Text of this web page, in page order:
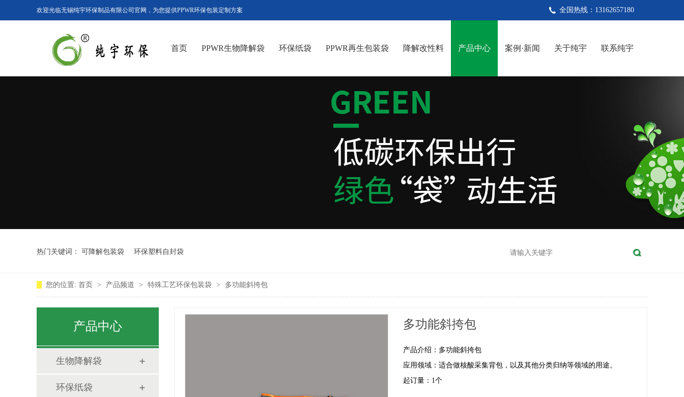
全国热线：13162657180
欢迎光临无锡纯宇环保制品有限公司官网，为您提供PPWR环保包装定制方案
首页 PPWR生物降解袋 环保纸袋 PPWR再生包装袋 降解改性料 产品中心 案例·新闻 关于纯宇 联系纯宇
热门关键词： 可降解包装袋 环保塑料自封袋
您的位置: 首页 > 产品频道 > 特殊工艺环保包装袋 > 多功能斜挎包
产品中心
生物降解袋
环保纸袋
多功能斜挎包
产品介绍：多功能斜挎包
应用领域：适合做核酸采集背包，以及其他分类归纳等领域的用途。
起订量：1个